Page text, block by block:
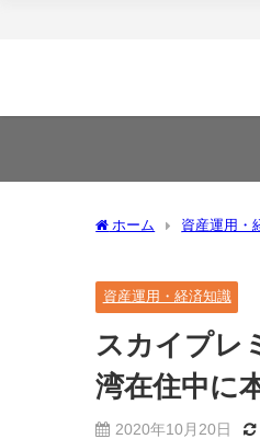
ホーム 資産運用・
資産運用・経済知識
スカイプレ
湾在住中に
2020年10月20日